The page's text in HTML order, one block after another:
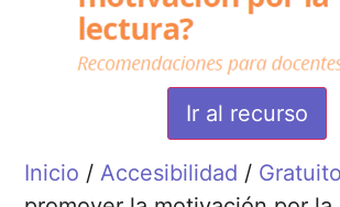
Ir al recurso
Inicio /Accesibilidad / Gratuito